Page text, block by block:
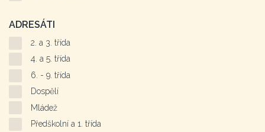
ADRESÁTI
2. a 3. třída
4. a 5. třída
6. - 9. třída
Dospělí
Mládež
Předškolní a 1. třída